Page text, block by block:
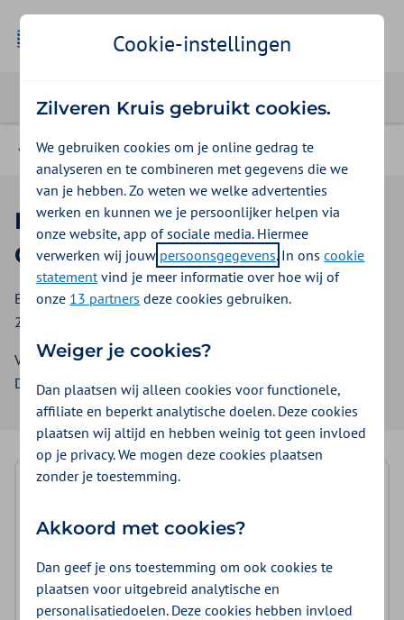
Beleid en contract
Bijlage 1: Inkoopspecificaties
O&I
Bijlage bij Inkoopbeleid Organisatie & Infrastructuur 2026-
2027
Versie: 1.2
Datum: 2 april 2026
Inhoudsopgave
Wijziging: versie 1.1 en 1.2
Belangrijkste wijzigingen
Wat we willen bereiken
Cookie-instellingen
Zilveren Kruis gebruikt cookies.
We gebruiken cookies om je online gedrag te
analyseren en te combineren met gegevens die we
van je hebben. Zo weten we welke advertenties
werken en kunnen we je persoonlijker helpen via
onze website, app of sociale media. Hiermee
verwerken wij jouw persoonsgegevens. In onscookie
statementvind je meer informatie over hoe wij of
onze 13 partners deze cookies gebruiken.
Weiger je cookies?
Dan plaatsen wij alleen cookies voor functionele,
affiliate en beperkt analytische doelen. Deze cookies
plaatsen wij altijd en hebben weinig tot geen invloed
op je privacy. We mogen deze cookies plaatsen
zonder je toestemming.
Akkoord met cookies?
Dan geef je ons toestemming om ook cookies te
plaatsen voor uitgebreid analytische en
personalisatiedoelen. Deze cookies hebben invloed